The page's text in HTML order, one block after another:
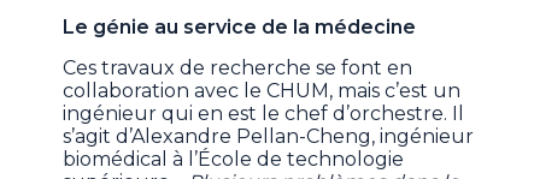
Le génie au service de la médecine
Ces travaux de recherche se font en
collaboration avec le CHUM, mais c’est un
ingénieur qui en est le chef d’orchestre. Il
s’agit d’Alexandre Pellan-Cheng, ingénieur
biomédical à l’École de technologie